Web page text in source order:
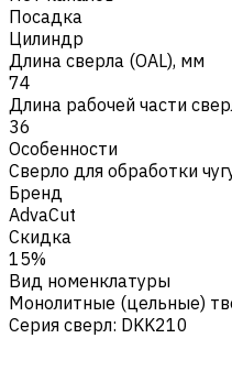
Посадка
Цилиндр
Длина сверла (OAL), мм
74
Длина рабочей части
36
Особенности
Сверло для обработки
Бренд
AdvaCut
Скидка
15%
Вид номенклатуры
Монолитные (цельные)
Серия сверл: DKK210